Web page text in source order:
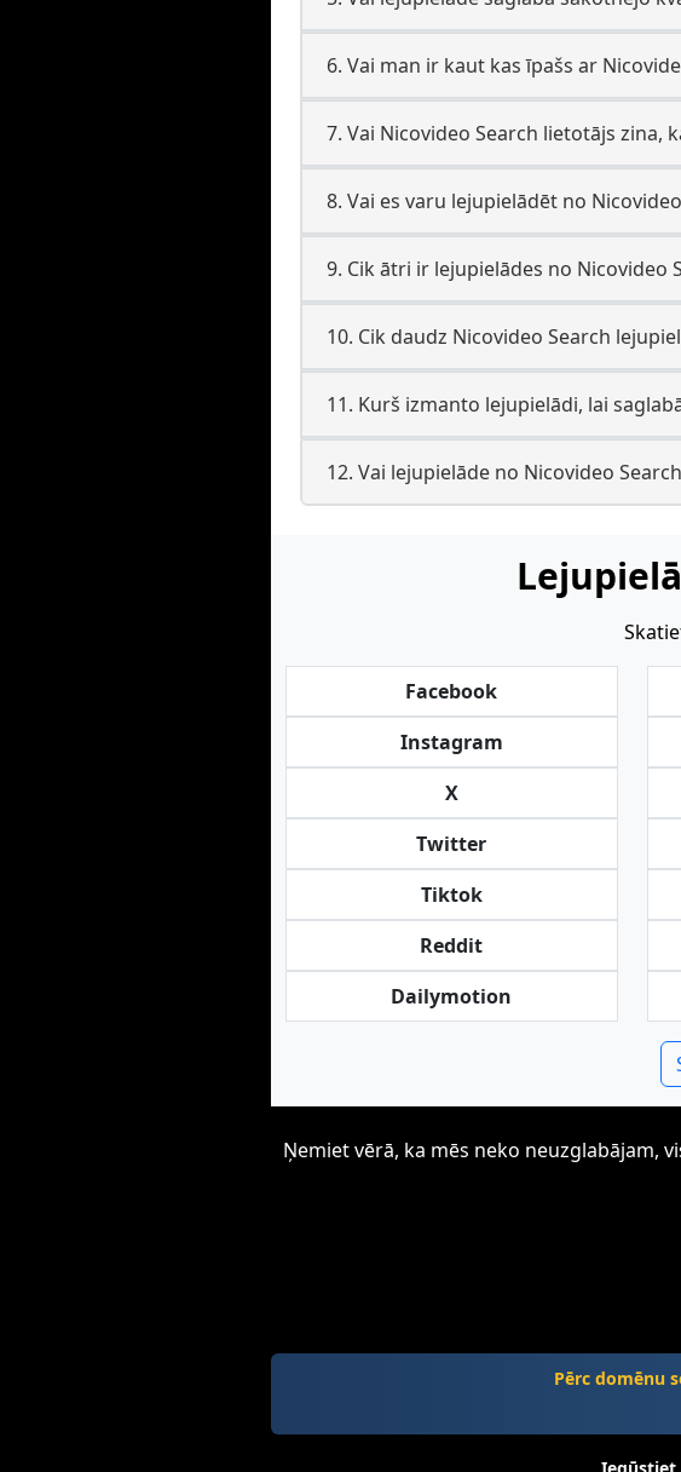
6. Vai man ir kaut kas īpašs ar
7. Vai Nicovideo Search lietotājs zina,
8. Vai es varu lejupielādēt no
9. Cik ātri ir lejupielādes no Nicovideo
10. Cik daudz Nicovideo Search
11. Kurš izmanto lejupielādi, lai
12. Vai lejupielāde no Nicovideo
Facebook
Instagram
X
Twitter
Tiktok
Reddit
Dailymotion
Ņemiet vērā, ka mēs neko neuzglabājam,
Pērc domēnu